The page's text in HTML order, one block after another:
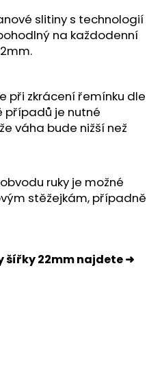
slitiny s technologií
na každodenní
při zkrácení řemínku dle
případů je nutné
váha bude nižší než
ruky je možné
stěžejkám, případně
šířky 22mm najdete ➜